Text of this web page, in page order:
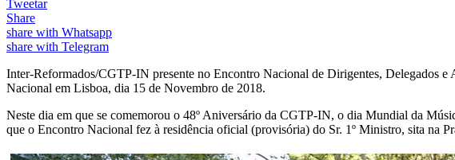
Tweetar
Share
share with Whatsapp
share with Telegram
Inter-Reformados/CGTP-IN presente no Encontro Nacional de Dirigentes, Delegados
Nacional em Lisboa, dia 15 de Novembro de 2018.
Neste dia em que se comemorou o 48º Aniversário da CGTP-IN, o dia Mundial da
que o Encontro Nacional fez à residência oficial (provisória) do Sr. 1º Ministro, sita na